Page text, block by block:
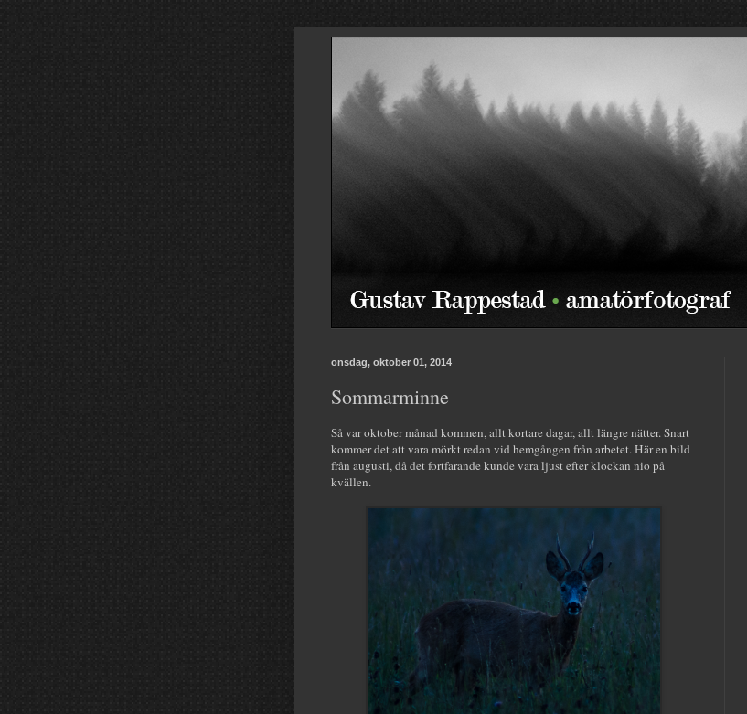
onsdag, oktober 01, 2014
Sommarminne
Så var oktober månad kommen, allt kortare dagar, allt längre nätter. Snart
kommer det att vara mörkt redan vid hemgången från arbetet. Här en bild
från augusti, då det fortfarande kunde vara ljust efter klockan nio på
kvällen.